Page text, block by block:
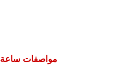
مواصفات ساعة